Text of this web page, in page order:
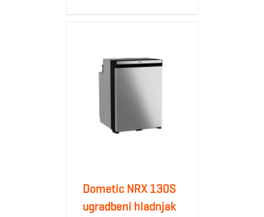
Dometic NRX 130S
ugradbeni hladnjak